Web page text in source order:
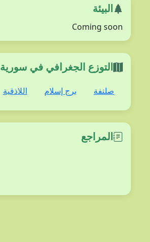
البيئة
Coming soon
التوزع الجغرافي في سورية
صلنفة برج إسلام اللاذقية
المراجع